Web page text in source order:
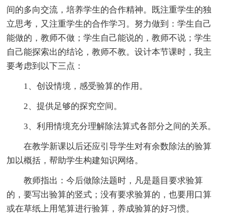
间的多向交流，培养学生的合作精神。既注重学生的独
立思考，又注重学生的合作学习。努力做到：学生自己
能做的，教师不做；学生自己能说的，教师不说；学生
自己能探索出的结论，教师不教。设计本节课时，我主
要考虑到以下三点：
1、创设情境，感受验算的作用。
2、提供足够的探究空间。
3、利用情境充分理解除法算式各部分之间的关系。
在教学新课以后还应引导学生对有余数除法的验算
加以概括，帮助学生构建知识网络。
教师指出：今后做除法题时，凡是题目要求验算
的，要写出验算的竖式；没有要求验算的，也要用口算
或在草纸上用笔算进行验算，养成验算的好习惯。